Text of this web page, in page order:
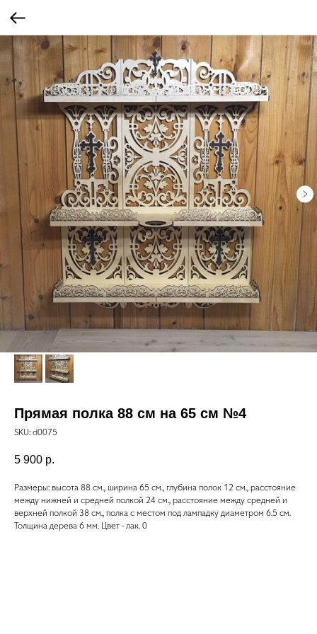
Прямая полка 88 см на 65 см №4
SKU: d0075
5 900 р.
Размеры: высота 88 см., ширина 65 см., глубина полок 12 см., расстояние
между нижней и средней полкой 24 см., расстояние между средней и
верхней полкой 38 см., полка с местом под лампадку диаметром 6.5 см.
Толщина дерева 6 мм. Цвет - лак. 0